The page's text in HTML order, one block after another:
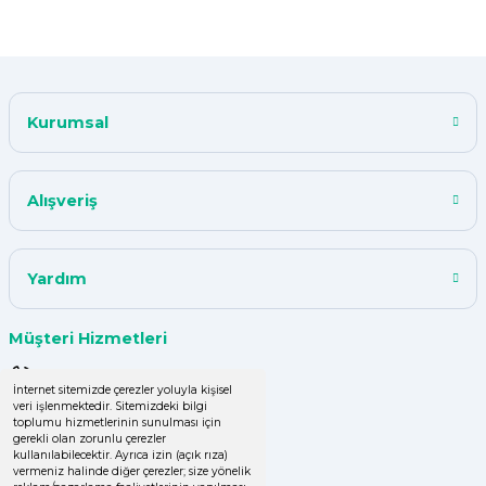
İnternet sitemizde çerezler yoluyla kişisel
veri işlenmektedir. Sitemizdeki bilgi
toplumu hizmetlerinin sunulması için
gerekli olan zorunlu çerezler
kullanılabilecektir. Ayrıca izin (açık rıza)
vermeniz halinde diğer çerezler; size yönelik
ismail tunca | 26/07/2024
teşekkür ederim ürün istediğim
Uzun süredir alışveriş yapıyorum
herşey çok iyi kalite ve fiyatları
uygun .Ana son siparişimde ürün
eksik çıktı
Kurumsal
Alışveriş
Yardım
Müşteri Hizmetleri
0 (536) 060 16 65
info@yakutsanambalaj.com.tr